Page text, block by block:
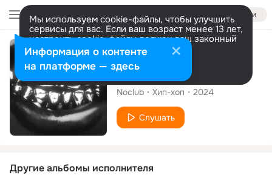
Войти
Мы используем cookie-файлы, чтобы улучшить
сервисы для вас. Если ваш возраст менее 13 лет,
настроить cookie-файлы должен ваш законный
представитель. Больше информации
Разрешить все Настроить
Сингл
СТО ПРИЧИН
Noclub Хип-хоп 2024
Слушать
Другие альбомы исполнителя
Информация о контенте
на платформе — здесь